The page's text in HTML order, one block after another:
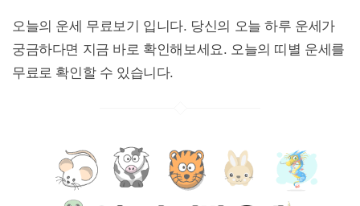
오늘의 운세 무료보기 입니다. 당신의 오늘 하루 운세가
궁금하다면 지금 바로 확인해보세요. 오늘의 띠별 운세를
무료로 확인할 수 있습니다.